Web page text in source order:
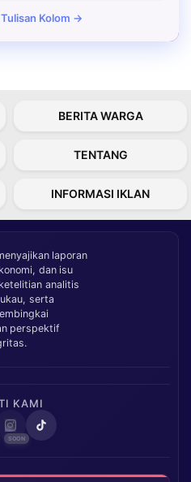
Kolom →
BERITA WARGA
TENTANG
INFORMASI IKLAN
laporan
dan isu
analitis
serta
perspektif
KAMI